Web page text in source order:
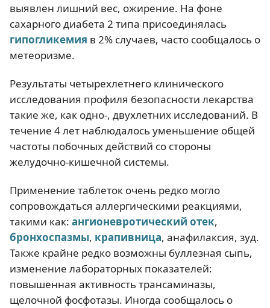
выявлен лишний вес, ожирение. На фоне
сахарного диабета 2 типа присоединялась
гипогликемия в 2% случаев, часто сообщалось о
метеоризме.
Результаты четырехлетнего клинического
исследования профиля безопасности лекарства
такие же, как одно-, двухлетних исследований. В
течение 4 лет наблюдалось уменьшение общей
частоты побочных действий со стороны
желудочно-кишечной системы.
Применение таблеток очень редко могло
сопровождаться аллергическими реакциями,
такими как: ангионевротический отек,
бронхоспазмы, крапивница, анафилаксия, зуд.
Также крайне редко возможны буллезная сыпь,
изменение лабораторных показателей:
повышенная активность трансаминазы,
щелочной фосфотазы. Иногда сообщалось о